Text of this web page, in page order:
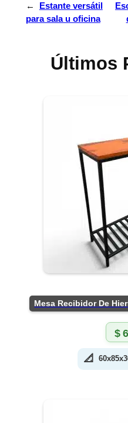
←
Estante versátil
para sala u oficina
Últimos
$
📐